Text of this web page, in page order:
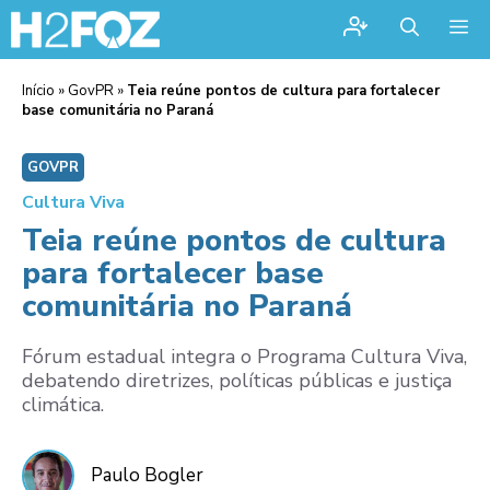
Início » GovPR » Teia reúne pontos de cultura para fortalecer
base comunitária no Paraná
GOVPR
Cultura Viva
Teia reúne pontos de cultura
para fortalecer base
comunitária no Paraná
Fórum estadual integra o Programa Cultura Viva,
debatendo diretrizes, políticas públicas e justiça
climática.
Paulo Bogler